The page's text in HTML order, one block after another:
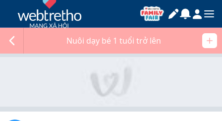
Nuôi dạy bé 1 tuổi trở lên